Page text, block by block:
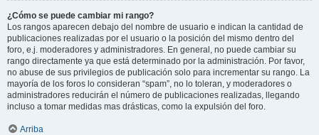
¿Cómo se puede cambiar mi rango?
Los rangos aparecen debajo del nombre de usuario e indican la cantidad de
publicaciones realizadas por el usuario o la posición del mismo dentro del
foro, e.j. moderadores y administradores. En general, no puede cambiar su
rango directamente ya que está determinado por la administración. Por favor,
no abuse de sus privilegios de publicación solo para incrementar su rango. La
mayoría de los foros lo consideran “spam”, no lo toleran, y moderadores o
administradores reducirán el número de publicaciones realizadas, llegando
incluso a tomar medidas mas drásticas, como la expulsión del foro.
Arriba